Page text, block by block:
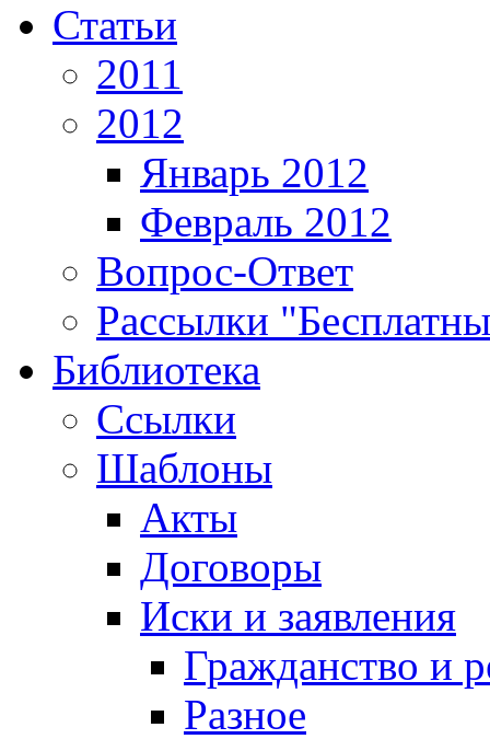
Статьи
2011
2012
Январь 2012
Февраль 2012
Вопрос-Ответ
Рассылки
Библиотека
Ссылки
Шаблоны
Акты
Договоры
Иски и заявления
Гражданство и
Разное